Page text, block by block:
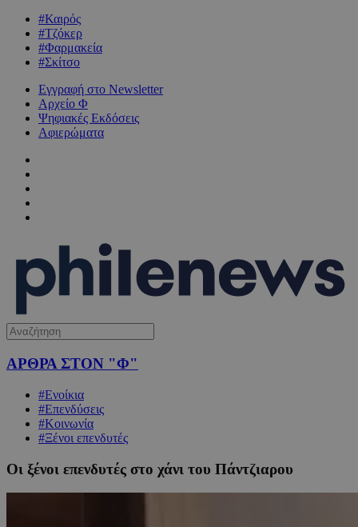
#Καιρός
#Τζόκερ
#Φαρμακεία
#Σκίτσο
Εγγραφή στο Newsletter
Αρχείο Φ
Ψηφιακές Εκδόσεις
Αφιερώματα
ΑΡΘΡΑ ΣΤΟΝ "Φ"
#Ενοίκια
#Επενδύσεις
#Κοινωνία
#Ξένοι επενδυτές
Οι ξένοι επενδυτές στο χάνι του Πάντζιαρου